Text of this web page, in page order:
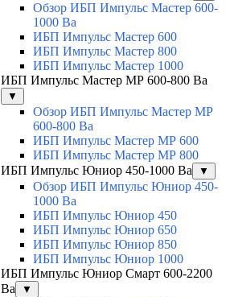
Обзор ИБП Импульс Мастер 600-
1000 Ва
ИБП Импульс Мастер 600
ИБП Импульс Мастер 800
ИБП Импульс Мастер 1000
ИБП Импульс Мастер МР 600-800 Ва
▼
Обзор ИБП Импульс Мастер МР
600-800 Ва
ИБП Импульс Мастер МР 600
ИБП Импульс Мастер МР 800
ИБП Импульс Юниор 450-1000 Ва
▼
Обзор ИБП Импульс Юниор 450-
1000 Ва
ИБП Импульс Юниор 450
ИБП Импульс Юниор 650
ИБП Импульс Юниор 850
ИБП Импульс Юниор 1000
ИБП Импульс Юниор Смарт 600-2200
Ва
▼